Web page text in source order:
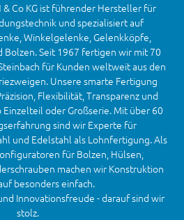
Co KG ist führender Hersteller für
und spezialisiert auf
Winkelgelenke, Gelenkköpfe,
Bolzen. Seit 1967 fertigen wir mit 70
für Kunden weltweit aus den
Unsere smarte Fertigung
Flexibilität, Transparenz und
Einzelteil oder Großserie. Mit über 60
sind wir Experte für
und Edelstahl als Lohnfertigung. Als
für Bolzen, Hülsen,
machen wir Konstruktion
besonders einfach.
Innovationsfreude - darauf sind wir
stolz.